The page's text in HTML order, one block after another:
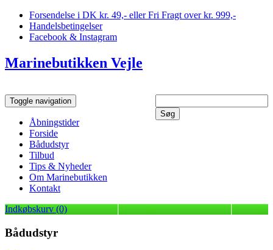
Forsendelse i DK kr. 49,- eller Fri Fragt over kr. 999,-
Handelsbetingelser
Facebook & Instagram
Marinebutikken Vejle
Toggle navigation
Åbningstider
Forside
Bådudstyr
Tilbud
Tips & Nyheder
Om Marinebutikken
Kontakt
Indkøbskurv (0)
Bådudstyr